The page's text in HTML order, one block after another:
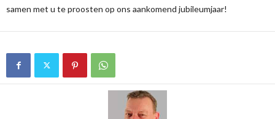
samen met u te proosten op ons aankomend jubileumjaar!